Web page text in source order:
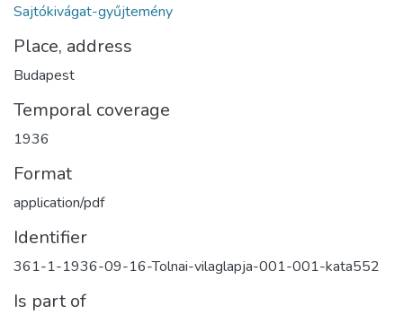
Sajtókivágat-gyűjtemény
Place, address
Budapest
Temporal coverage
1936
Format
application/pdf
Identifier
361-1-1936-09-16-Tolnai-vilaglapja-001-001-kata552
Is part of